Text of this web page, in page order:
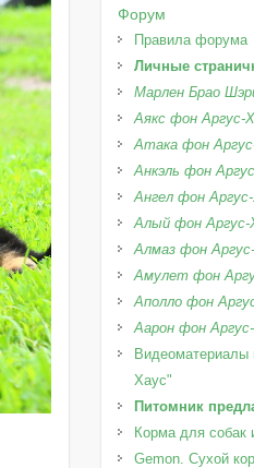
Форум
Правила форума
Личные
Марлен Брао
Аякс фон Аргус-
Атака фон
Анкэль фон
Ангел фон
Алый фон Аргус-
Алмаз фон
Амулет фон
Аполло фон
Аарон фон
Видеоматериалы
Хаус"
Питомник
Корма для собак
Gemon. Сухой